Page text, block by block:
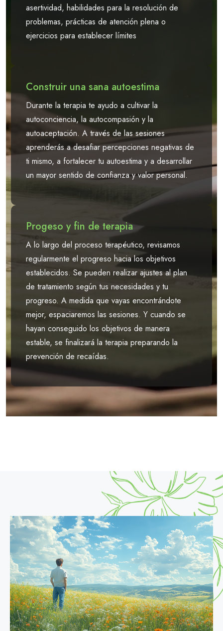
asertividad, habilidades para la resolución de
problemas, prácticas de atención plena o
ejercicios para establecer límites
Construir una sana autoestima
Durante la terapia te ayudo a cultivar la
autoconciencia, la autocompasión y la
autoaceptación. A través de las sesiones
aprenderás a desafiar percepciones negativas de
ti mismo, a fortalecer tu autoestima y a desarrollar
un mayor sentido de confianza y valor personal.
Progeso y fin de terapia
A lo largo del proceso terapéutico, revisamos
regularmente el progreso hacia los objetivos
establecidos. Se pueden realizar ajustes al plan
de tratamiento según tus necesidades y tu
progreso. A medida que vayas encontrándote
mejor, espaciaremos las sesiones. Y cuando se
hayan conseguido los objetivos de manera
estable, se finalizará la terapia preparando la
prevención de recaídas.